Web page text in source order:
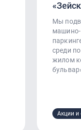
Мы
среди
жилом
Акции и